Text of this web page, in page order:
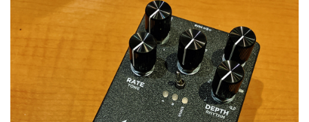
ベース ウクレレ
パーカッション